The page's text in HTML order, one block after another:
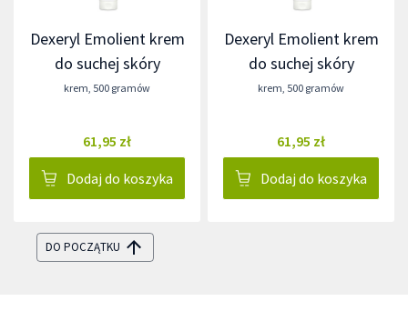
Dexeryl Emolient krem
do suchej skóry
krem, 500 gramów
61,95 zł
Dodaj do koszyka
Dexeryl Emolient krem
do suchej skóry
krem, 500 gramów
61,95 zł
Dodaj do koszyka
DO POCZĄTKU